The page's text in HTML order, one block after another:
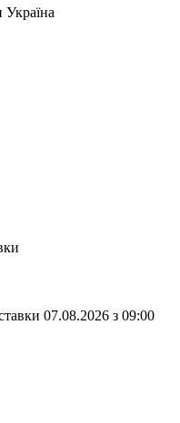
Україна
07.08.2026 з 09:00